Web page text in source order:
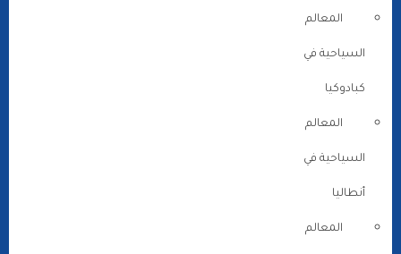
المعالم
السياحية في
كبادوكيا
المعالم
السياحية في
أنطاليا
المعالم